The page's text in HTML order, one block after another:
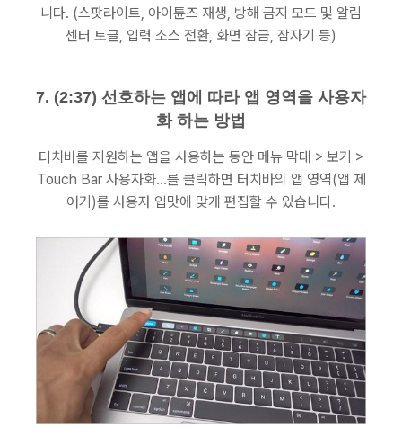
니다. (스팟라이트, 아이튠즈 재생, 방해 금지 모드 및 알림
센터 토글, 입력 소스 전환, 화면 잠금, 잠자기 등)
7. (2:37) 선호하는 앱에 따라 앱 영역을 사용자
화 하는 방법
터치바를 지원하는 앱을 사용하는 동안 메뉴 막대 > 보기 >
Touch Bar 사용자화…를 클릭하면 터치바의 앱 영역(앱 제
어기)를 사용자 입맛에 맞게 편집할 수 있습니다.